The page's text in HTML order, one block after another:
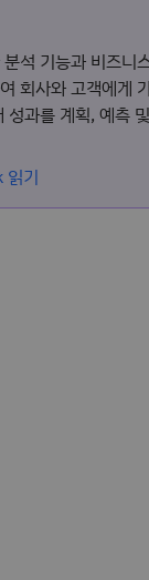
분석 기능과 비즈니
회사와 고객에게
성과를 계획, 예측
읽기